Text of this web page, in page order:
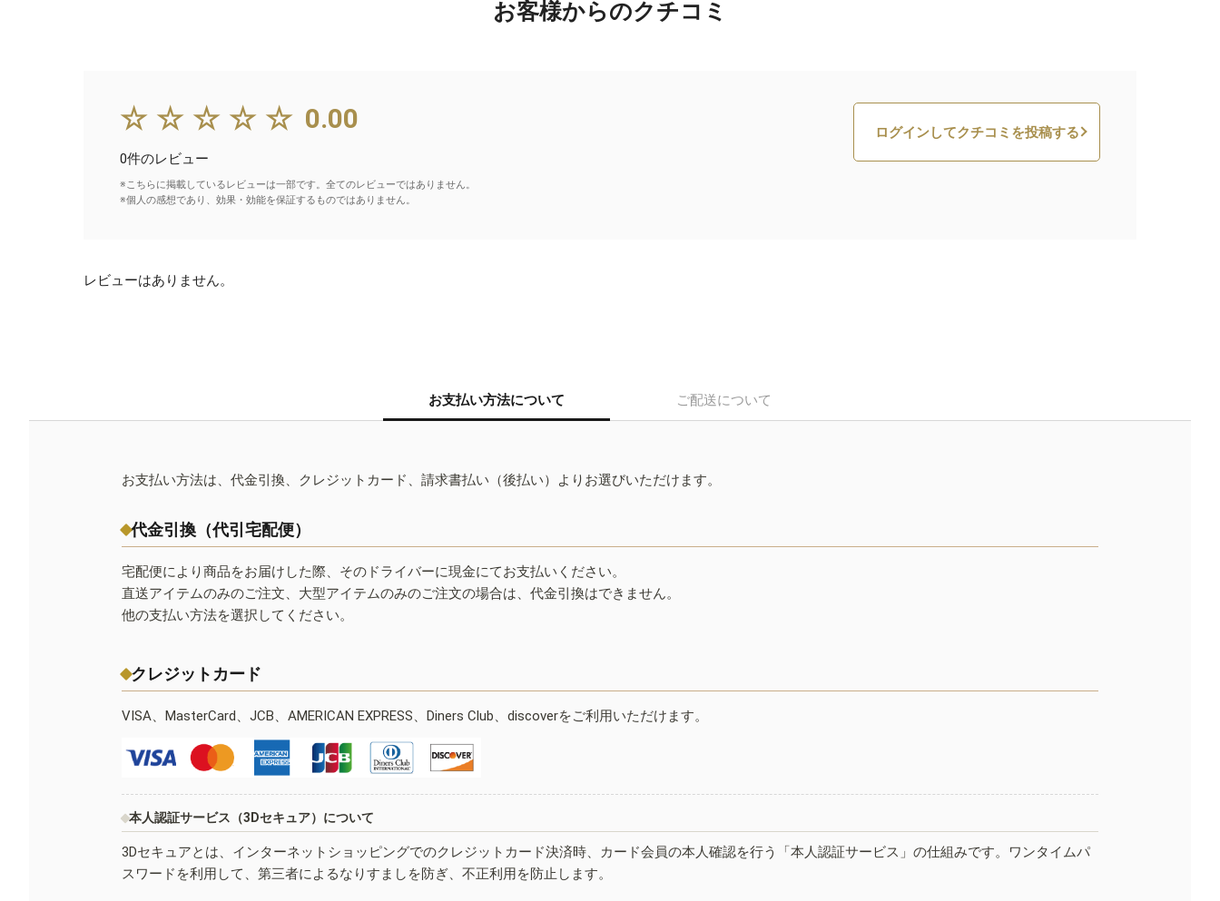
お客様からのクチコミ
☆☆☆☆☆ 0.00
0件のレビュー
※こちらに掲載しているレビューは一部です。全てのレビューではありません。
※個人の感想であり、効果・効能を保証するものではありません。
ログインしてクチコミを投稿する
レビューはありません。
お支払い方法について ご配送について
お支払い方法は、代金引換、クレジットカード、請求書払い（後払い）よりお選びいただけます。
代金引換（代引宅配便）
宅配便により商品をお届けした際、そのドライバーに現金にてお支払いください。
直送アイテムのみのご注文、大型アイテムのみのご注文の場合は、代金引換はできません。
他の支払い方法を選択してください。
クレジットカード
VISA、MasterCard、JCB、AMERICAN EXPRESS、Diners Club、discoverをご利用いただけます。
本人認証サービス（3Dセキュア）について
3Dセキュアとは、インターネットショッピングでのクレジットカード決済時、カード会員の本人確認を行う「本人認証サービス」の仕組みです。ワンタイムパ
スワードを利用して、第三者によるなりすましを防ぎ、不正利用を防止します。